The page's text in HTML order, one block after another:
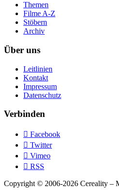
Themen
Filme A-Z
Stöbern
Archiv
Über uns
Leitlinien
Kontakt
Impressum
Datenschutz
Verbinden
 Facebook
 Twitter
 Vimeo
 RSS
Copyright © 2006-2026 Cereality –